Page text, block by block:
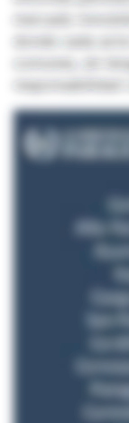
mercado
donde cada
comunes, sin
responsabilidad